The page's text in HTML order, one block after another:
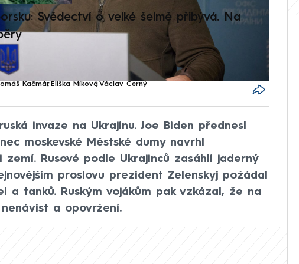
Svědectví o velké šelmě přibývá. Na
Kačmár, Eliška Míková, Václav Černý
invaze na Ukrajinu. Joe Biden přednesl
moskevské Městské dumy navrhl
zemí. Rusové podle Ukrajinců zasáhli jaderný
proslovu prezident Zelenskyj požádal
a tanků. Ruským vojákům pak vzkázal, že na
a opovržení.